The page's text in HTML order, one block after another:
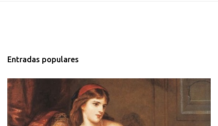
Entradas populares